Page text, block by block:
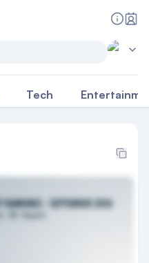
Tech